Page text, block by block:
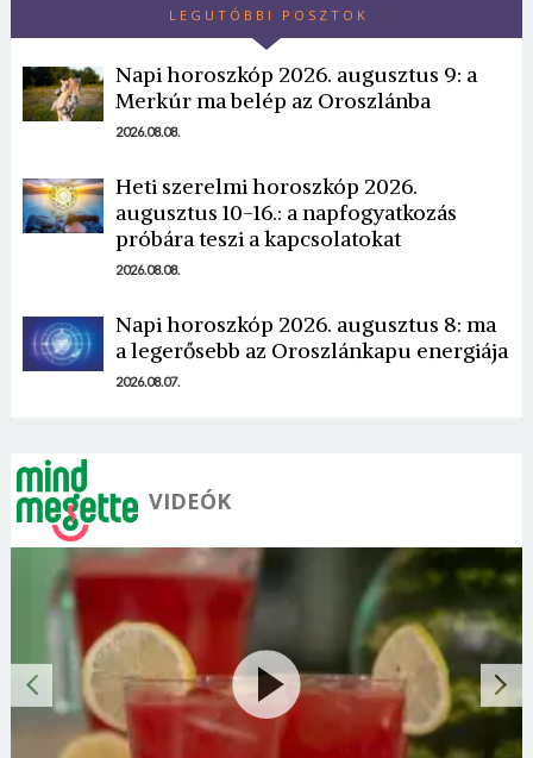
LEGUTÓBBI POSZTOK
Napi horoszkóp 2026. augusztus 9: a
Merkúr ma belép az Oroszlánba
2026.08.08.
Heti szerelmi horoszkóp 2026.
augusztus 10-16.: a napfogyatkozás
próbára teszi a kapcsolatokat
2026.08.08.
Napi horoszkóp 2026. augusztus 8: ma
a legerősebb az Oroszlánkapu energiája
2026.08.07.
VIDEÓK